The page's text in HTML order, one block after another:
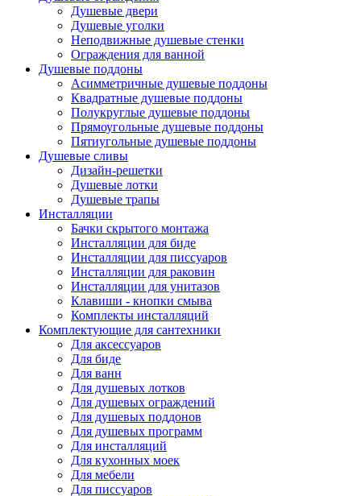
Душевые двери
Душевые уголки
Неподвижные душевые стенки
Ограждения для ванной
Душевые поддоны
Асимметричные душевые поддоны
Квадратные душевые поддоны
Полукруглые душевые поддоны
Прямоугольные душевые поддоны
Пятиугольные душевые поддоны
Душевые сливы
Дизайн-решетки
Душевые лотки
Душевые трапы
Инсталляции
Бачки скрытого монтажа
Инсталляции для биде
Инсталляции для писсуаров
Инсталляции для раковин
Инсталляции для унитазов
Клавиши - кнопки смыва
Комплекты инсталляций
Комплектующие для сантехники
Для аксессуаров
Для биде
Для ванн
Для душевых лотков
Для душевых ограждений
Для душевых поддонов
Для душевых программ
Для инсталляций
Для кухонных моек
Для мебели
Для писсуаров